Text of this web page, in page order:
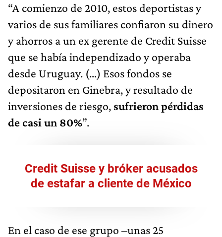
“A comienzo de 2010, estos deportistas y
varios de sus familiares confiaron su dinero
y ahorros a un ex gerente de Credit Suisse
que se había independizado y operaba
desde Uruguay. (…) Esos fondos se
depositaron en Ginebra, y resultado de
inversiones de riesgo, sufrieron pérdidas
de casi un 80%”.
Credit Suisse y bróker acusados
de estafar a cliente de México
En el caso de ese grupo –unas 25